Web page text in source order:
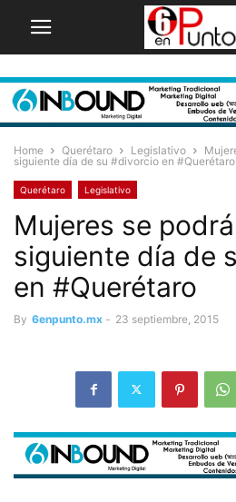
Home Querétaro Legislativo
siguiente día de su #divorcio en #Querétaro
Querétaro Legislativo
Mujeres se
siguiente día de
en #Querétaro
By 6enpunto.mx - 23 septiembre, 2015